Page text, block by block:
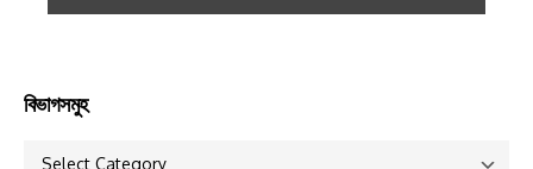
বিভাগসমুহ